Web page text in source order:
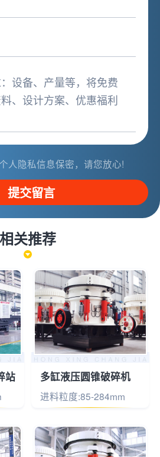
人隐私信息保密，请您放心!
提交留言
相关推荐
站 多缸液压圆锥破碎机
进料粒度:85-284mm